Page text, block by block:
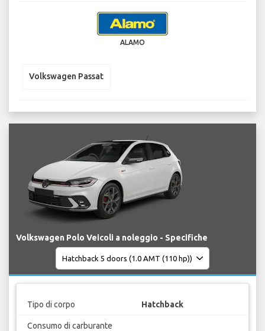
ALAMO
Volkswagen Passat
Volkswagen Polo Veicoli a noleggio - Specifiche
Tipo di corpo Hatchback
Consumo di carburante